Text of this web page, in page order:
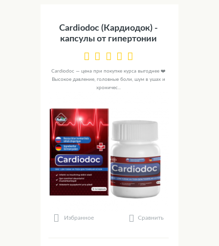
Cardiodoc (Кардиодок) -
капсулы от гипертонии
Cardiodoc — цена при покупке курса выгоднее ❤️
Высокое давление, головные боли, шум в ушах и
хроничес...
Избранное Сравнить